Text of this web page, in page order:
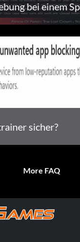
bei einem
sicher?
More FAQ